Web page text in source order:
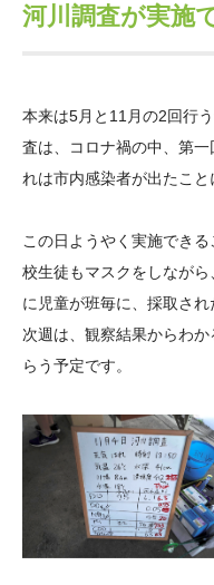
役員・評議員
年報一覧
大学院生奨学金
次世代理系人材育
ログラム助成
アクセス日本語
河川調査が実施
本来は5月と11月の2回行
査は、コロナ禍の中、第
れは市内感染者が出たこと
この日ようやく実施でき
校生徒もマスクをしなが
に児童が班毎に、採取され
次週は、観察結果からわ
らう予定です。